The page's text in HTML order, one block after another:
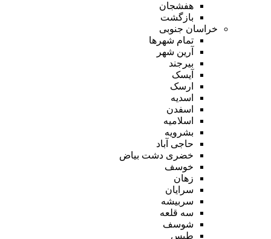
هفشجان
بازگشت
خراسان جنوبی
تمام شهر‌ها
آرین شهر
بیرجند
آیسک
ارسک
اسدیه
اسفدن
اسلامیه
بشرویه
حاجی آباد
خضری دشت بیاض
خوسف
زهان
سرایان
سربیشه
سه قلعه
شوسف
طبس